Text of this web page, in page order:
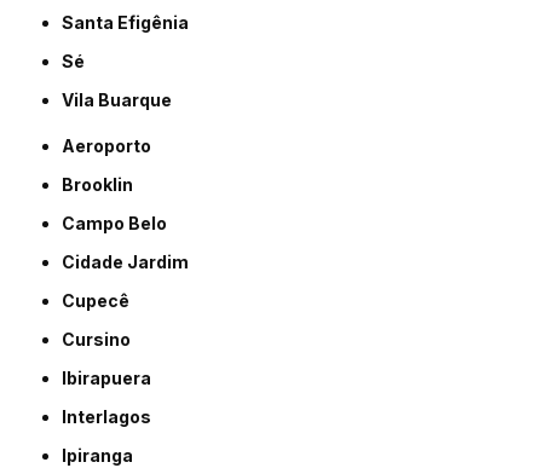
Santa Efigênia
Sé
Vila Buarque
Aeroporto
Brooklin
Campo Belo
Cidade Jardim
Cupecê
Cursino
Ibirapuera
Interlagos
Ipiranga